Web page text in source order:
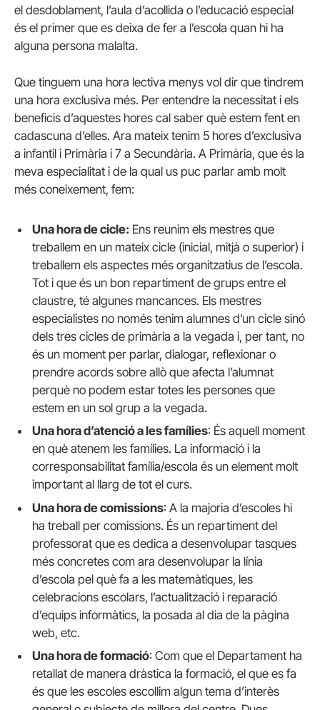
el desdoblament, l’aula d’acollida o l’educació especial
és el primer que es deixa de fer a l’escola quan hi ha
alguna persona malalta.
Que tinguem una hora lectiva menys vol dir que tindrem
una hora exclusiva més. Per entendre la necessitat i els
beneficis d’aquestes hores cal saber què estem fent en
cadascuna d’elles. Ara mateix tenim 5 hores d’exclusiva
a infantil i Primària i 7 a Secundària. A Primària, que és la
meva especialitat i de la qual us puc parlar amb molt
més coneixement, fem:
Una hora de cicle: Ens reunim els mestres que
treballem en un mateix cicle (inicial, mitjà o superior) i
treballem els aspectes més organitzatius de l’escola.
Tot i que és un bon repartiment de grups entre el
claustre, té algunes mancances. Els mestres
especialistes no només tenim alumnes d’un cicle sinó
dels tres cicles de primària a la vegada i, per tant, no
és un moment per parlar, dialogar, reflexionar o
prendre acords sobre allò que afecta l’alumnat
perquè no podem estar totes les persones que
estem en un sol grup a la vegada.
Una hora d’atenció a les famílies: És aquell moment
en què atenem les famílies. La informació i la
corresponsabilitat família/escola és un element molt
important al llarg de tot el curs.
Una hora de comissions: A la majoria d’escoles hi
ha treball per comissions. És un repartiment del
professorat que es dedica a desenvolupar tasques
més concretes com ara desenvolupar la línia
d’escola pel què fa a les matemàtiques, les
celebracions escolars, l’actualització i reparació
d’equips informàtics, la posada al dia de la pàgina
web, etc.
Una hora de formació: Com que el Departament ha
retallat de manera dràstica la formació, el que es fa
és que les escoles escollim algun tema d’interès